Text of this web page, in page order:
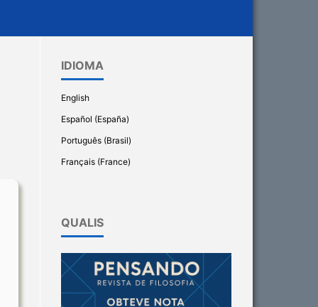
IDIOMA
English
Español (España)
Português (Brasil)
Français (France)
QUALIS